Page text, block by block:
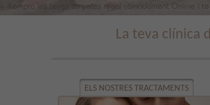
La teva clínica
ELS NOSTRES TRACTAMENTS